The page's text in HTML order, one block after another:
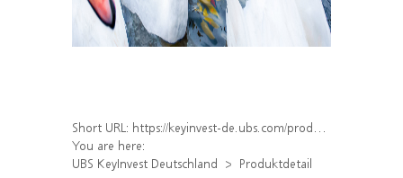
Short URL: https://keyinvest-de.ubs.com/produkt/detail/index/isin/DE000WA5EW69
You are here:
UBS KeyInvest Deutschland
Produktdetail